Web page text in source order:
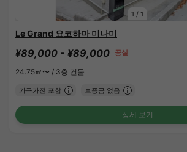
1 / 1
Le Grand 요코하마 미나미
¥89,000 - ¥89,000 공실
24.75㎡〜 / 3층 건물
가구가전 포함 보증금 없음
상세 보기